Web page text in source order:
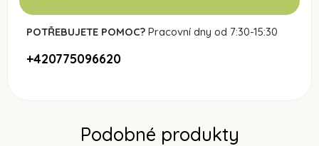
POTŘEBUJETE POMOC? Pracovní dny od 7:30-15:30
+420775096620
Podobné produkty